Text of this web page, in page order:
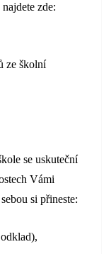
zde:
ze školní
se uskuteční
Vámi
si přineste: